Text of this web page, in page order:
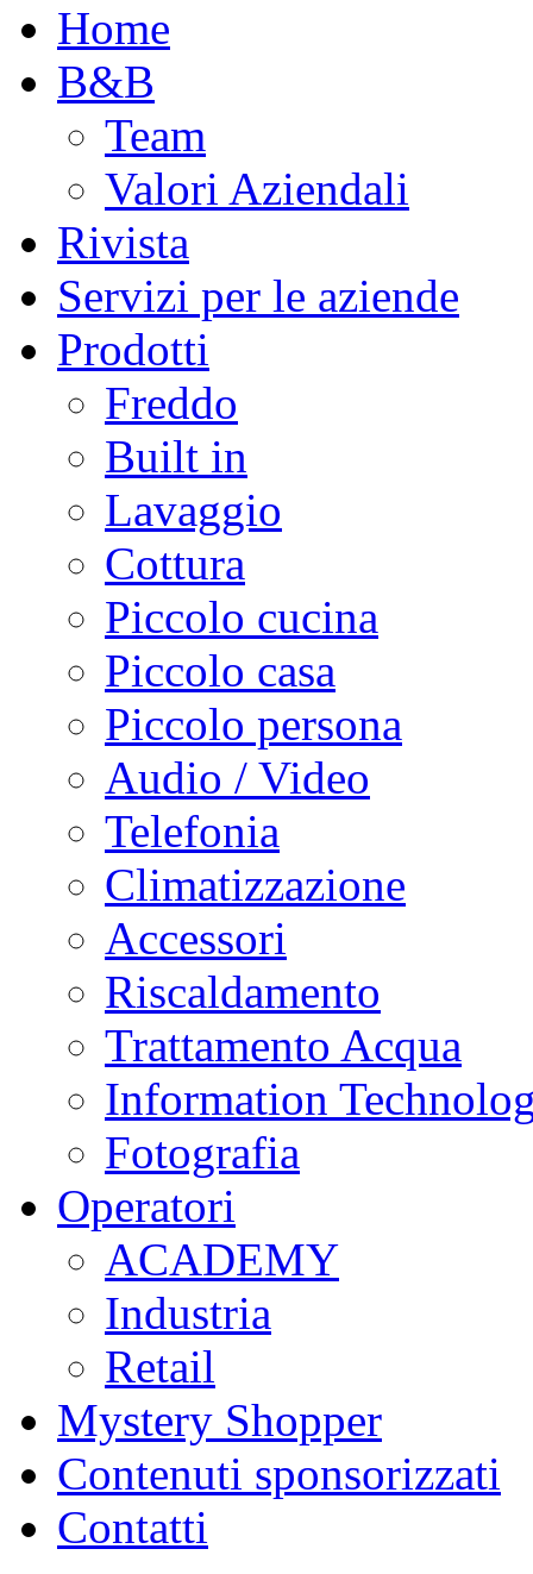
Home
B&B
Team
Valori Aziendali
Rivista
Servizi per le aziende
Prodotti
Freddo
Built in
Lavaggio
Cottura
Piccolo cucina
Piccolo casa
Piccolo persona
Audio / Video
Telefonia
Climatizzazione
Accessori
Riscaldamento
Trattamento Acqua
Information
Fotografia
Operatori
ACADEMY
Industria
Retail
Mystery Shopper
Contenuti sponsorizzati
Contatti